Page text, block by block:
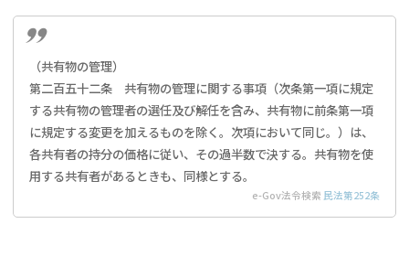
（共有物の管理）
第二百五十二条 共有物の管理に関する事項（次条第一項に規定
する共有物の管理者の選任及び解任を含み、共有物に前条第一項
に規定する変更を加えるものを除く。次項において同じ。）は、
各共有者の持分の価格に従い、その過半数で決する。共有物を使
用する共有者があるときも、同様とする。
e-Gov法令検索 民法第252条